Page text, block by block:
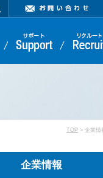
TOP > 企業情
企業情報